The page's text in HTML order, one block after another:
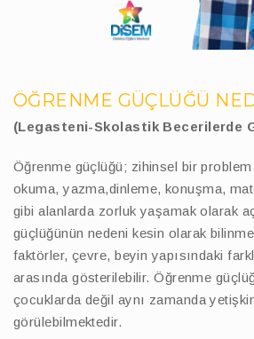
ÖĞRENME GÜÇLÜĞÜ
(Legasteni-Skolastik Becerilerde
Öğrenme güçlüğü; zihinsel bir problem
okuma, yazma,dinleme, konuşma,
gibi alanlarda zorluk yaşamak olarak
güçlüğünün nedeni kesin olarak
faktörler, çevre, beyin yapısındaki
arasında gösterilebilir. Öğrenme
çocuklarda değil aynı zamanda
görülebilmektedir.